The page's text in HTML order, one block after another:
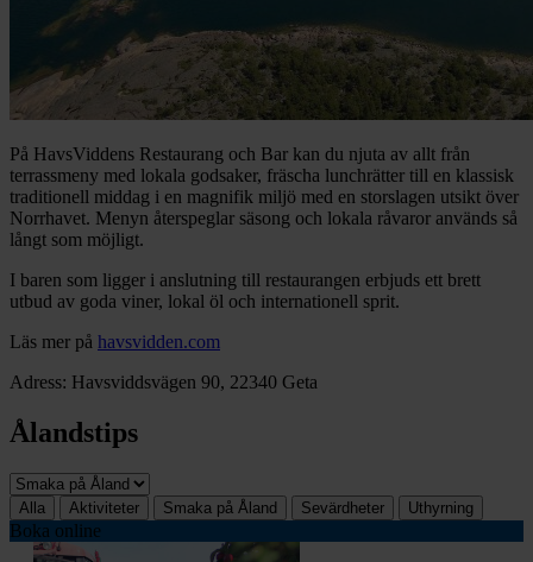
På HavsViddens Restaurang och Bar kan du njuta av allt från
terrassmeny med lokala godsaker, fräscha lunchrätter till en klassisk
traditionell middag i en magnifik miljö med en storslagen utsikt över
Norrhavet. Menyn återspeglar säsong och lokala råvaror används så
långt som möjligt.
I baren som ligger i anslutning till restaurangen erbjuds ett brett
utbud av goda viner, lokal öl och internationell sprit.
Läs mer på havsvidden.com
Adress: Havsviddsvägen 90, 22340 Geta
Ålandstips
Alla Aktiviteter Smaka på Åland Sevärdheter Uthyrning
Boka online